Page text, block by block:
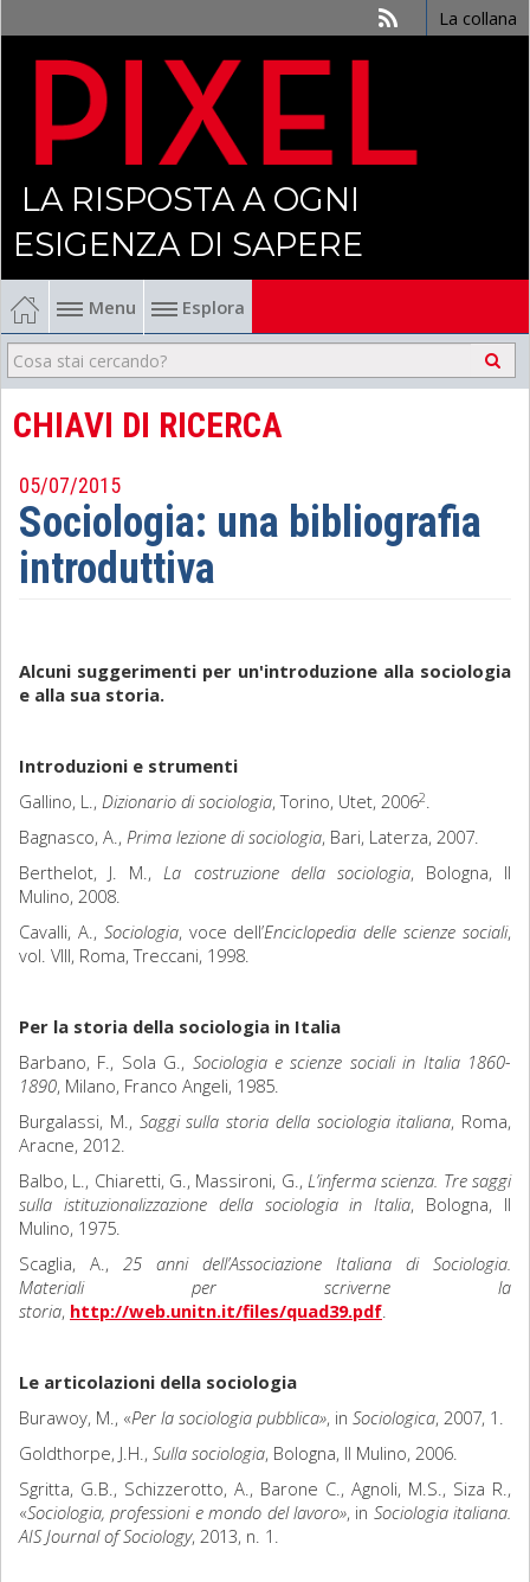
La collana
LA RISPOSTA A OGNI
ESIGENZA DI SAPERE
Menu Esplora
Economia
Management
Politica
Sociologia
Storia
CHIAVI DI RICERCA
05/07/2015
Sociologia: una bibliografia
introduttiva
Alcuni suggerimenti per un'introduzione alla sociologia
e alla sua storia.
Introduzioni e strumenti
Gallino, L., Dizionario di sociologia, Torino, Utet, 20062.
Bagnasco, A., Prima lezione di sociologia, Bari, Laterza, 2007.
Berthelot, J. M.,La costruzione della sociologia, Bologna, Il
Mulino, 2008.
Cavalli, A., Sociologia, voce dell’Enciclopedia delle scienze sociali,
vol. VIII, Roma, Treccani, 1998.
Per la storia della sociologia in Italia
Barbano, F., Sola G., Sociologia e scienze sociali in Italia 1860-
1890, Milano, Franco Angeli, 1985.
Burgalassi, M., Saggi sulla storia della sociologia italiana, Roma,
Aracne, 2012.
Balbo, L., Chiaretti, G., Massironi, G., L’inferma scienza. Tre saggi
sulla istituzionalizzazione della sociologia in Italia, Bologna, Il
Mulino, 1975.
Scaglia, A., 25 anni dell’Associazione Italiana di Sociologia.
Materiali per scriverne la
storia, http://web.unitn.it/files/quad39.pdf.
Le articolazioni della sociologia
Burawoy, M., «Per la sociologia pubblica», in Sociologica, 2007, 1.
Goldthorpe, J.H., Sulla sociologia, Bologna, Il Mulino, 2006.
Sgritta, G.B., Schizzerotto, A., Barone C., Agnoli, M.S., Siza R.,
«Sociologia, professioni e mondo del lavoro», in Sociologia italiana.
AIS Journal of Sociology, 2013, n. 1.